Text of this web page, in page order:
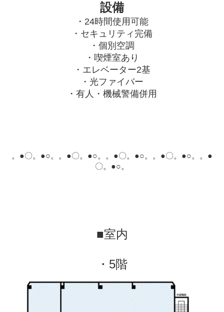
設備
・24時間使用可能
・セキュリティ完備
・個別空調
・喫煙室あり
・エレベーター2基
・光ファイバー
・有人・機械警備併用
。●〇。●○。 。●〇。●○。 。●〇。●○。 。●〇。●○。
。●
〇。●○。
■室内
・5階